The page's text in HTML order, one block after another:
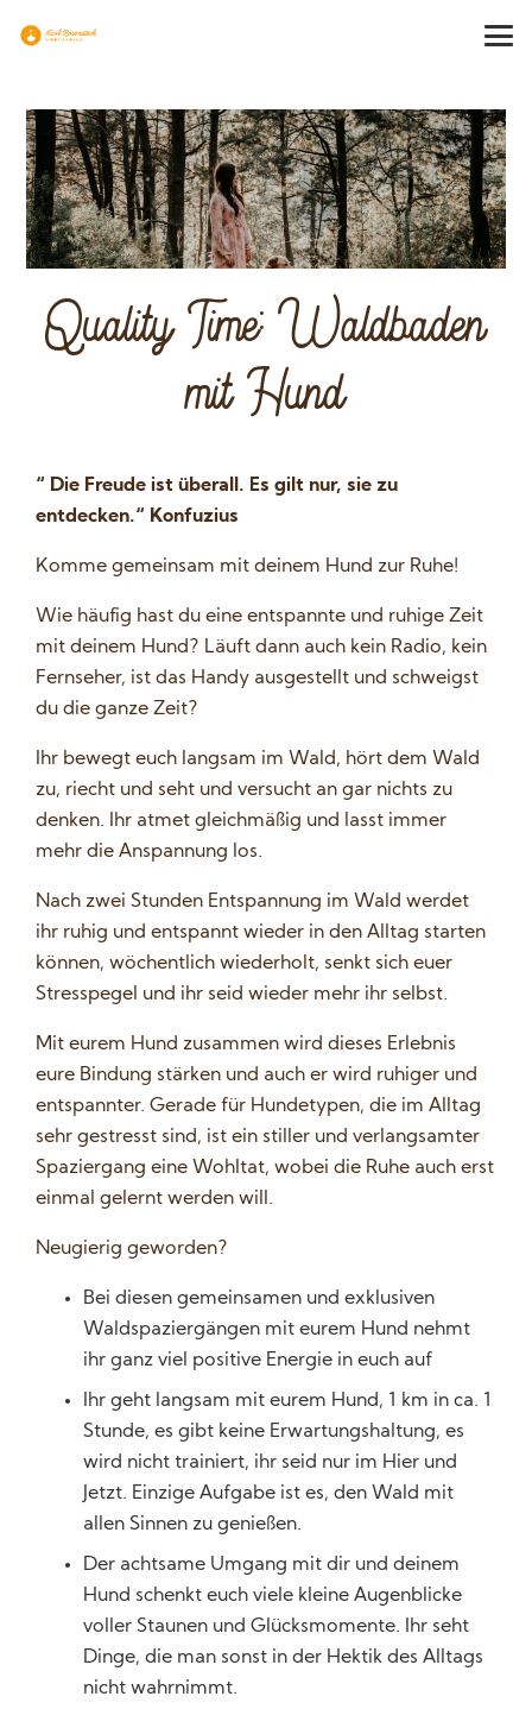
Quality Time: Waldbaden
mit Hund
“ Die Freude ist überall. Es gilt nur, sie zu
entdecken.“ Konfuzius
Komme gemeinsam mit deinem Hund zur Ruhe!
Wie häufig hast du eine entspannte und ruhige Zeit
mit deinem Hund? Läuft dann auch kein Radio, kein
Fernseher, ist das Handy ausgestellt und schweigst
du die ganze Zeit?
Ihr bewegt euch langsam im Wald, hört dem Wald
zu, riecht und seht und versucht an gar nichts zu
denken. Ihr atmet gleichmäßig und lasst immer
mehr die Anspannung los.
Nach zwei Stunden Entspannung im Wald werdet
ihr ruhig und entspannt wieder in den Alltag starten
können, wöchentlich wiederholt, senkt sich euer
Stresspegel und ihr seid wieder mehr ihr selbst.
Mit eurem Hund zusammen wird dieses Erlebnis
eure Bindung stärken und auch er wird ruhiger und
entspannter. Gerade für Hundetypen, die im Alltag
sehr gestresst sind, ist ein stiller und verlangsamter
Spaziergang eine Wohltat, wobei die Ruhe auch erst
einmal gelernt werden will.
Neugierig geworden?
Bei diesen gemeinsamen und exklusiven
Waldspaziergängen mit eurem Hund nehmt
ihr ganz viel positive Energie in euch auf
Ihr geht langsam mit eurem Hund, 1 km in ca. 1
Stunde, es gibt keine Erwartungshaltung, es
wird nicht trainiert, ihr seid nur im Hier und
Jetzt. Einzige Aufgabe ist es, den Wald mit
allen Sinnen zu genießen.
Der achtsame Umgang mit dir und deinem
Hund schenkt euch viele kleine Augenblicke
voller Staunen und Glücksmomente. Ihr seht
Dinge, die man sonst in der Hektik des Alltags
nicht wahrnimmt.